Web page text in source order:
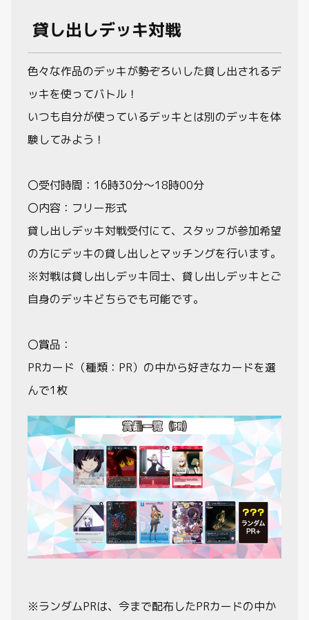
貸し出しデッキ対戦
色々な作品のデッキが勢ぞろいした貸し出されるデ
ッキを使ってバトル！
いつも自分が使っているデッキとは別のデッキを体
験してみよう！
〇受付時間：16時30分～18時00分
〇内容：フリー形式
貸し出しデッキ対戦受付にて、スタッフが参加希望
の方にデッキの貸し出しとマッチングを行います。
※対戦は貸し出しデッキ同士、貸し出しデッキとご
自身のデッキどちらでも可能です。
〇賞品：
PRカード（種類：PR）の中から好きなカードを選
んで1枚
※ランダムPRは、今まで配布したPRカードの中か